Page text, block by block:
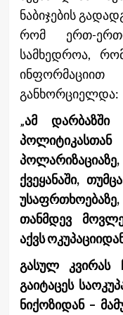
ნაბიჯების
რომ ერთ-
სამხედროა,
განხორციელდა:
„ამ დარბაზში
ქვეყანაში,
თანმდევ
აქვს
გასულ კვირას
გაიტაცეს
ნიქოზიდან –